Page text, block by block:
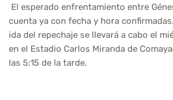
El esperado enfrentamiento entre
cuenta ya con fecha y hora
ida del repechaje se llevará a cabo el
en el Estadio Carlos Miranda de
las 5:15 de la tarde.